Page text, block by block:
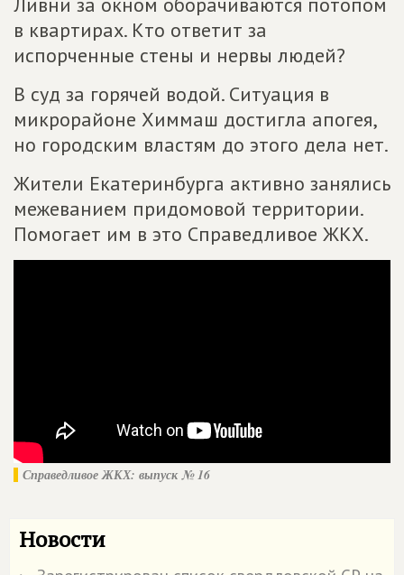
в квартирах. Кто ответит за
испорченные стены и нервы людей?
В суд за горячей водой. Ситуация в
микрорайоне Химмаш достигла апогея,
но городским властям до этого дела нет.
Жители Екатеринбурга активно занялись
межеванием придомовой территории.
Помогает им в это Справедливое ЖКХ.
Справедливое ЖКХ: выпуск № 16
Новости